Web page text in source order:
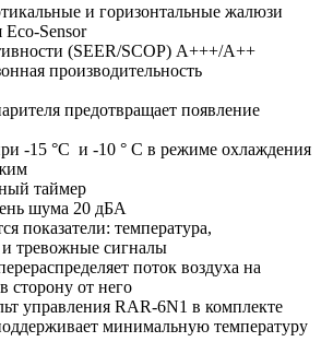
и горизонтальные жалюзи
Eco-Sensor
(SEER/SCOP) A+++/A++
производительность
предотвращает появление
-15 °С и -10 ° C в режиме охлаждения
таймер
шума 20 дБА
показатели: температура,
и тревожные сигналы
поток воздуха на
сторону от него
управления RAR-6N1 в комплекте
минимальную температуру